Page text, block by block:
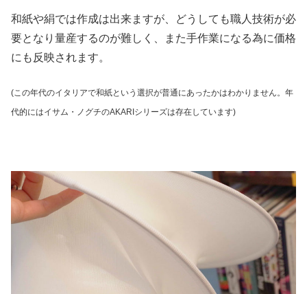
和紙や絹では作成は出来ますが、どうしても職人技術が必
要となり量産するのが難しく、また手作業になる為に価格
にも反映されます。
(この年代のイタリアで和紙という選択が普通にあったかはわかりません。年
代的にはイサム・ノグチのAKARIシリーズは存在しています)